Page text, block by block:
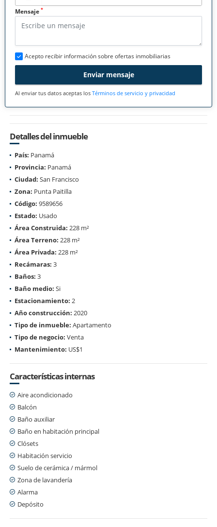
Mensaje *
Acepto recibir información sobre ofertas inmobiliarias
Enviar mensaje
Al enviar tus datos aceptas los Términos de servicio y privacidad
Detalles del inmueble
País: Panamá
Provincia: Panamá
Ciudad: San Francisco
Zona: Punta Paitilla
Código: 9589656
Estado: Usado
Área Construida: 228 m²
Área Terreno: 228 m²
Área Privada: 228 m²
Recámaras: 3
Baños: 3
Baño medio: Si
Estacionamiento: 2
Año construcción: 2020
Tipo de inmueble: Apartamento
Tipo de negocio: Venta
Mantenimiento: US$1
Características internas
Aire acondicionado
Balcón
Baño auxiliar
Baño en habitación principal
Clósets
Habitación servicio
Suelo de cerámica / mármol
Zona de lavandería
Alarma
Depósito